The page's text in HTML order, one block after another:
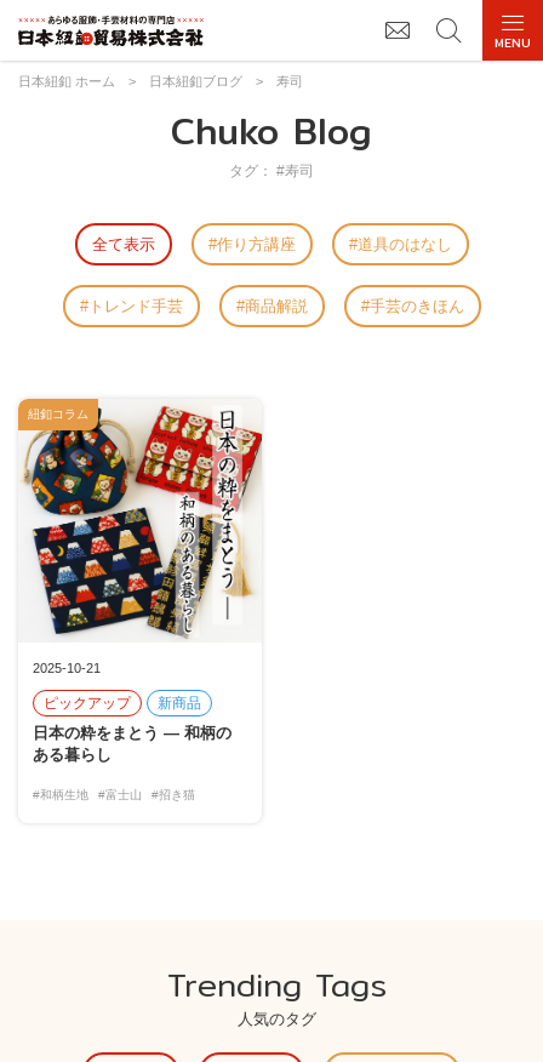
日本紐釦 ホーム > 日本紐釦ブログ > 寿司
Chuko Blog
タグ： #寿司
全て表示 作り方講座 道具のはなし
トレンド手芸 商品解説 手芸のきほん
2025-10-21
ピックアップ 新商品
日本の粋をまとう ― 和柄の
ある暮らし
#和柄生地 #富士山 #招き猫
紐釦コラム
Trending Tags
人気のタグ